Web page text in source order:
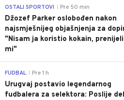
OSTALI SPORTOVI Pre 50 min
Džozef Parker oslobođen nakon
najsmješnijeg objašnjenja za
"Nisam ja koristio kokain,
mi"
FUDBAL Pre 1 h
Urugvaj postavio legendarnog
fudbalera za selektora: Poslije